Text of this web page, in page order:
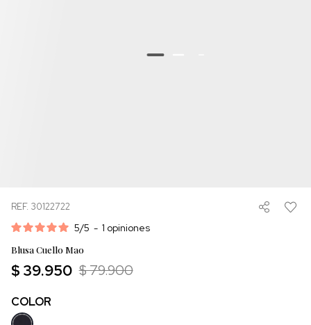
REF. 30122722
5/5 - 1 opiniones
Blusa Cuello Mao
$ 39.950 $ 79.900
COLOR